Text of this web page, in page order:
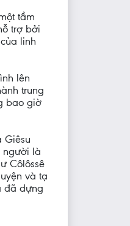
tầm
trợ bởi
linh
lên
trung
bao giờ
Giêsu
người là
Côlôssê
và tạ
đã dựng